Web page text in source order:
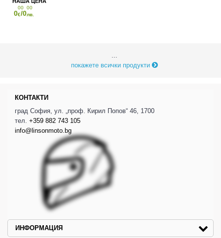
...
покажете всички продукти
0
00
€/0
00
лв.
КОНТАКТИ
град София, ул. „проф. Кирил Попов“ 46, 1700
тел. +359 882 743 105
info@linsonmoto.bg
ИНФОРМАЦИЯ